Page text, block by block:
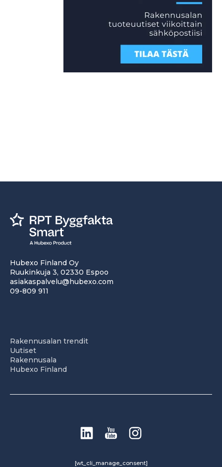
Hubexo Finland Oy
Ruukinkuja 3, 02330 Espoo
asiakaspalvelu@hubexo.com
09-809 911
Rakennusalan trendit
Uutiset
Rakennusala
Hubexo Finland
[wt_cli_manage_consent]